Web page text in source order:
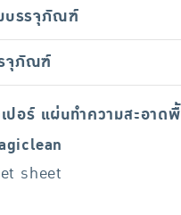
บรรจุภัณฑ์
จุภัณฑ์
ปอร์ แผ่นทำความสะอา
sheet